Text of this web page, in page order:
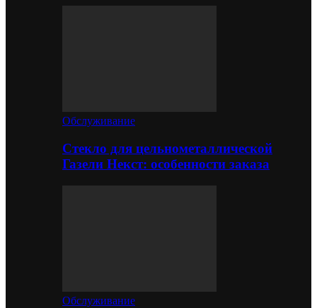
Обслуживание
Стекло для цельнометаллической
Газели Некст: особенности заказа
Обслуживание